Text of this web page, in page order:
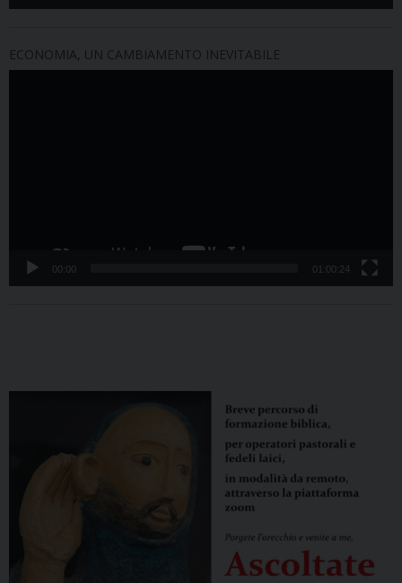
ECONOMIA, UN CAMBIAMENTO INEVITABILE
00:00 01:00:24